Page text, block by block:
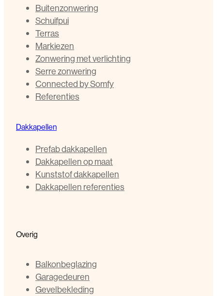
Buitenzonwering
Schuifpui
Terras
Markiezen
Zonwering met verlichting
Serre zonwering
Connected by Somfy
Referenties
Dakkapellen
Prefab dakkapellen
Dakkapellen op maat
Kunststof dakkapellen
Dakkapellen referenties
Overig
Balkonbeglazing
Garagedeuren
Gevelbekleding